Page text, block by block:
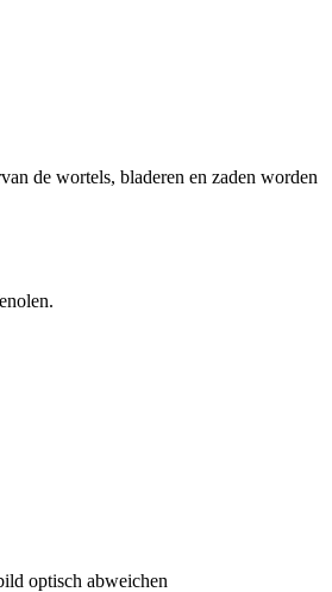
de wortels, bladeren en zaden worden
optisch abweichen